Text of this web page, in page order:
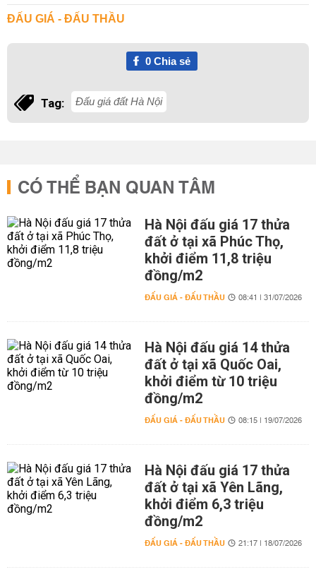
ĐẤU GIÁ - ĐẤU THẦU
0Chia sẻ
Tag: Đấu giá đất Hà Nội
CÓ THỂ BẠN QUAN TÂM
Hà Nội đấu giá 17 thửa
đất ở tại xã Phúc Thọ,
khởi điểm 11,8 triệu
đồng/m2
ĐẤU GIÁ - ĐẤU THẦU 08:41 | 31/07/2026
Hà Nội đấu giá 14 thửa
đất ở tại xã Quốc Oai,
khởi điểm từ 10 triệu
đồng/m2
ĐẤU GIÁ - ĐẤU THẦU 08:15 | 19/07/2026
Hà Nội đấu giá 17 thửa
đất ở tại xã Yên Lãng,
khởi điểm 6,3 triệu
đồng/m2
ĐẤU GIÁ - ĐẤU THẦU 21:17 | 18/07/2026